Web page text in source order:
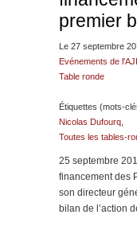
premier
Le 27 septembre
Evénements de
Table ronde
Étiquettes (mots-
Nicolas Dufourq
Toutes les tables-
25 septembre
financement des
son directeur
bilan de l’action